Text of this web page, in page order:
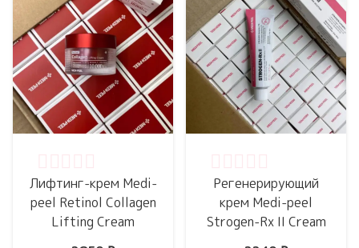
Лифтинг-крем Medi-
peel Retinol Collagen
Lifting Cream
Регенерирующий
крем Medi-peel
Strogen-Rx II Cream